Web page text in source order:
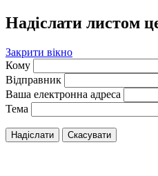
Надіслати листом
Закрити вікно
Кому
Відправник
Ваша електронна адреса
Тема
Надіслати Скасувати